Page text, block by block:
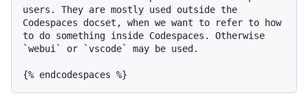
users. They are mostly used outside the
Codespaces docset, when we want to refer to how
to do something inside Codespaces. Otherwise
`webui` or `vscode` may be used.